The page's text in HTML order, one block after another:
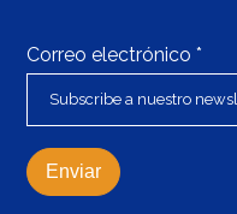
Correo electrónico*
Enviar